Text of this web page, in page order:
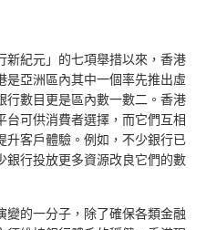
新紀元」的七項舉措以來，香港
是亞洲區內其中一個率先推出虛
行數目更是區內數一數二。香港
台可供消費者選擇，而它們互相
升客戶體驗。例如，不少銀行已
銀行投放更多資源改良它們的數
變的一分子，除了確保各類金融